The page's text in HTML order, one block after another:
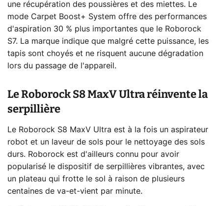
une récupération des poussières et des miettes. Le
mode Carpet Boost+ System offre des performances
d'aspiration 30 % plus importantes que le Roborock
S7. La marque indique que malgré cette puissance, les
tapis sont choyés et ne risquent aucune dégradation
lors du passage de l'appareil.
Le Roborock S8 MaxV Ultra réinvente la
serpillière
Le Roborock S8 MaxV Ultra est à la fois un aspirateur
robot et un laveur de sols pour le nettoyage des sols
durs. Roborock est d'ailleurs connu pour avoir
popularisé le dispositif de serpillières vibrantes, avec
un plateau qui frotte le sol à raison de plusieurs
centaines de va-et-vient par minute.